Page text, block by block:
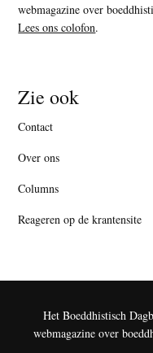
webmagazine over
Lees ons colofon.
Zie ook
Contact
Over ons
Columns
Reageren op de krantensite
Het Boeddhistisch
webmagazine over